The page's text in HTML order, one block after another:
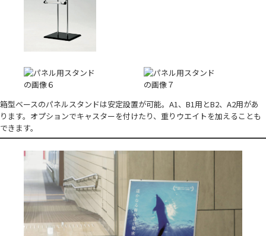
箱型ベースのパネルスタンドは安定設置が可能。A1、B1用とB2、A2用があ
ります。オプションでキャスターを付けたり、重りウエイトを加えることも
できます。